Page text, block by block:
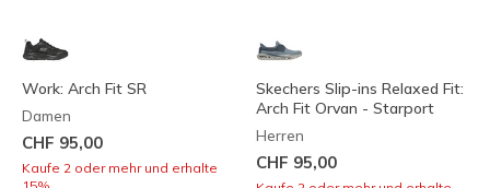
Work: Arch Fit SR
Damen
CHF 95,00
Kaufe 2 oder mehr und erhalte
Skechers Slip-ins Relaxed Fit:
Arch Fit Orvan - Starport
Herren
CHF 95,00